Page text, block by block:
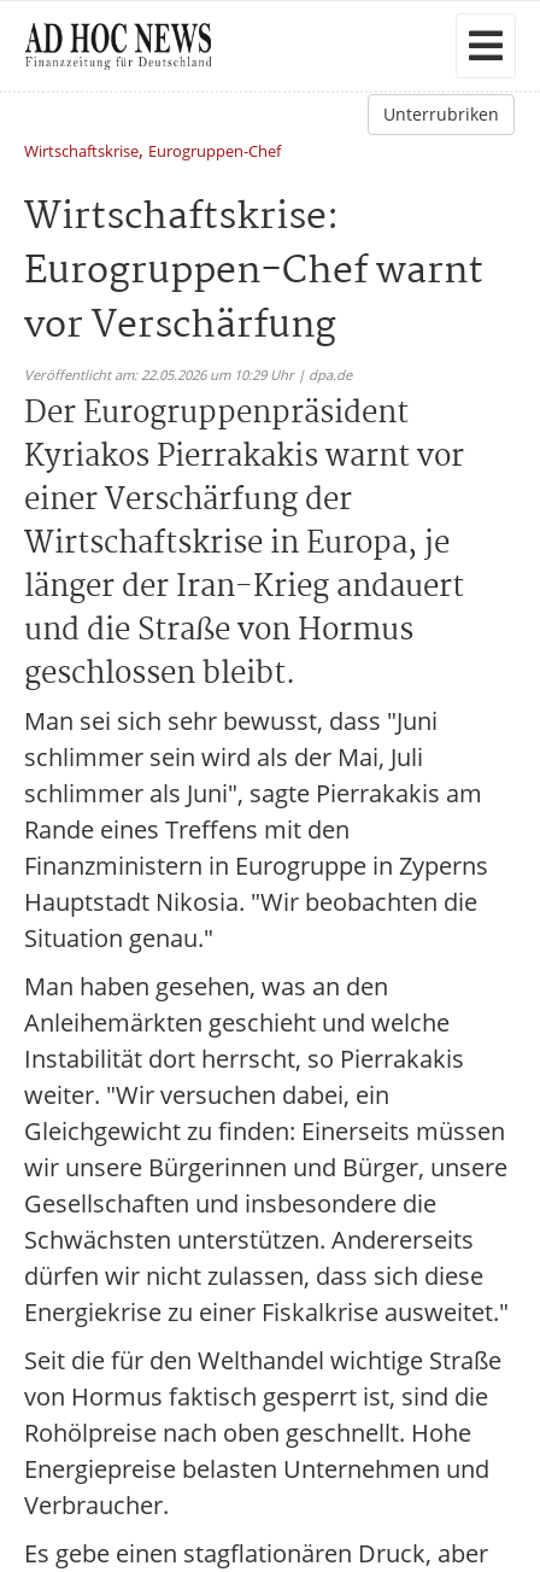
Unterrubriken
Wirtschaftskrise, Eurogruppen-Chef
Wirtschaftskrise:
Eurogruppen-Chef warnt
vor Verschärfung
Veröffentlicht am: 22.05.2026 um 10:29 Uhr | dpa.de
Der Eurogruppenpräsident
Kyriakos Pierrakakis warnt vor
einer Verschärfung der
Wirtschaftskrise in Europa, je
länger der Iran-Krieg andauert
und die Straße von Hormus
geschlossen bleibt.
Man sei sich sehr bewusst, dass "Juni
schlimmer sein wird als der Mai, Juli
schlimmer als Juni", sagte Pierrakakis am
Rande eines Treffens mit den
Finanzministern in Eurogruppe in Zyperns
Hauptstadt Nikosia. "Wir beobachten die
Situation genau."
Man haben gesehen, was an den
Anleihemärkten geschieht und welche
Instabilität dort herrscht, so Pierrakakis
weiter. "Wir versuchen dabei, ein
Gleichgewicht zu finden: Einerseits müssen
wir unsere Bürgerinnen und Bürger, unsere
Gesellschaften und insbesondere die
Schwächsten unterstützen. Andererseits
dürfen wir nicht zulassen, dass sich diese
Energiekrise zu einer Fiskalkrise ausweitet."
Seit die für den Welthandel wichtige Straße
von Hormus faktisch gesperrt ist, sind die
Rohölpreise nach oben geschnellt. Hohe
Energiepreise belasten Unternehmen und
Verbraucher.
Es gebe einen stagflationären Druck, aber